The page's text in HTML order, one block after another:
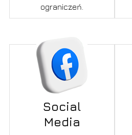
ograniczeń.
Social
Media